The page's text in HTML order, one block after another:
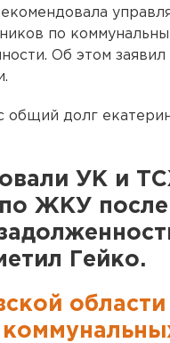
по
Об этом
общий долг
УК и
ЖКУ после
Гейко.